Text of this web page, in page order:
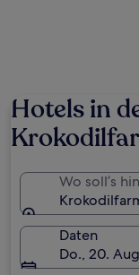
Hotels in
Wo soll’s
Daten
Do., 20.